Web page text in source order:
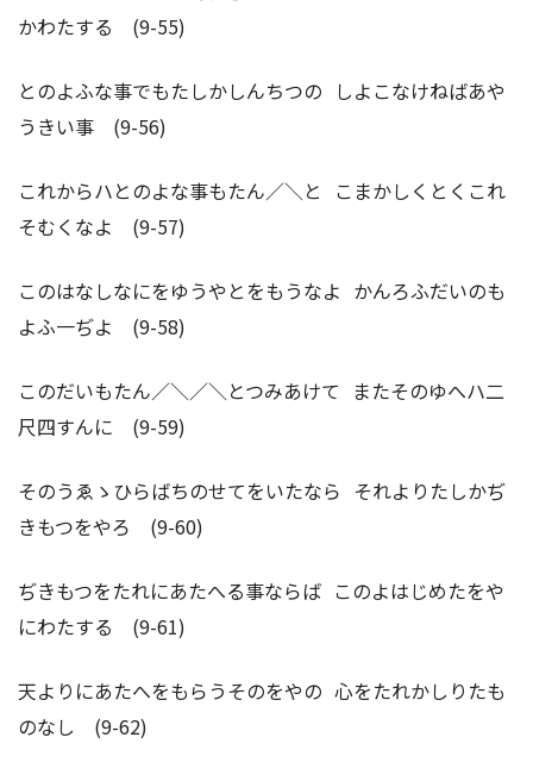
かわたする (9-55)
とのよふな事でもたしかしんちつの しよこなけねばあや
うきい事 (9-56)
これからハとのよな事もたん／＼と こまかしくとくこれ
そむくなよ (9-57)
このはなしなにをゆうやとをもうなよ かんろふだいのも
よふ一ぢよ (9-58)
このだいもたん／＼／＼とつみあけて またそのゆへハ二
尺四すんに (9-59)
そのうゑゝひらばちのせてをいたなら それよりたしかぢ
きもつをやろ (9-60)
ぢきもつをたれにあたへる事ならば このよはじめたをや
にわたする (9-61)
天よりにあたへをもらうそのをやの 心をたれかしりたも
のなし (9-62)